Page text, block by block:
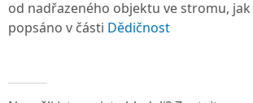
od nadřazeného objektu ve stromu,
popsáno v části Dědičnost